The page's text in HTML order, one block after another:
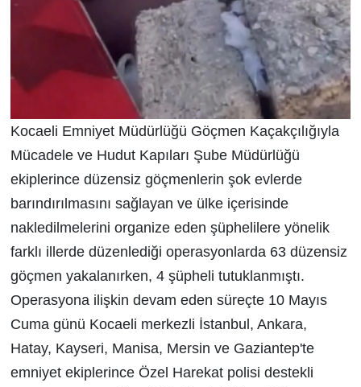
Kocaeli Emniyet Müdürlüğü Göçmen Kaçakçılığıyla
Mücadele ve Hudut Kapıları Şube Müdürlüğü
ekiplerince düzensiz göçmenlerin şok evlerde
barındırılmasını sağlayan ve ülke içerisinde
nakledilmelerini organize eden şüphelilere yönelik
farklı illerde düzenlediği operasyonlarda 63 düzensiz
göçmen yakalanırken, 4 şüpheli tutuklanmıştı.
Operasyona ilişkin devam eden süreçte 10 Mayıs
Cuma günü Kocaeli merkezli İstanbul, Ankara,
Hatay, Kayseri, Manisa, Mersin ve Gaziantep'te
emniyet ekiplerince Özel Harekat polisi destekli